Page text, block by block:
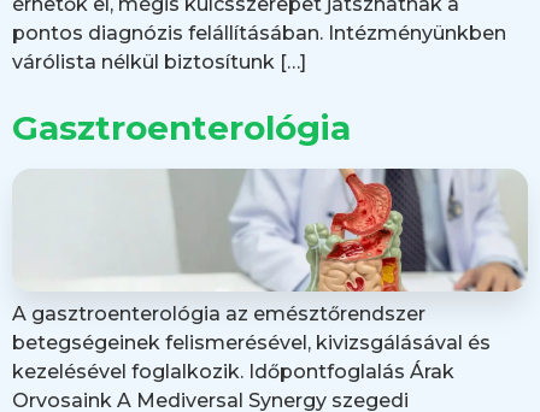
pontos diagnózis felállításában. Intézményünkben
várólista nélkül biztosítunk […]
Gasztroenterológia
A gasztroenterológia az emésztőrendszer
betegségeinek felismerésével, kivizsgálásával és
kezelésével foglalkozik. Időpontfoglalás Árak
Orvosaink A Mediversal Synergy szegedi